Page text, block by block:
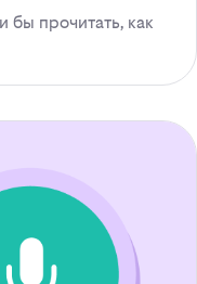
бы прочитать, как